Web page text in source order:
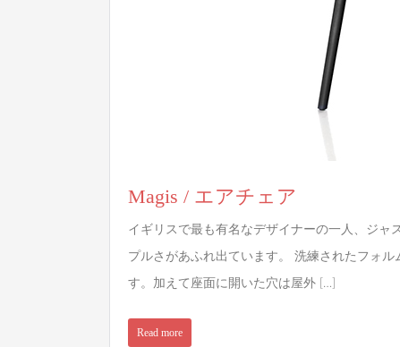
Magis / エアチェア
イギリスで最も有名なデザイナーの一人、ジャ
プルさがあふれ出ています。 洗練されたフォ
す。加えて座面に開いた穴は屋外 […]
Read more